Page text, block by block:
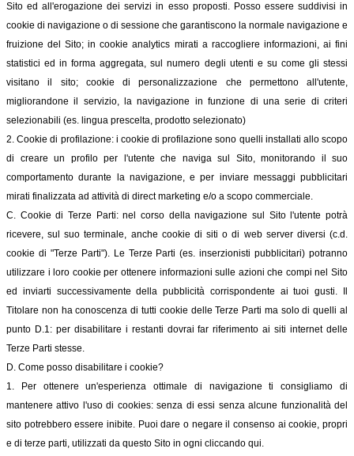
Sito ed all'erogazione dei servizi in esso proposti. Posso essere suddivisi in
cookie di navigazione o di sessione che garantiscono la normale navigazione e
fruizione del Sito; in cookie analytics mirati a raccogliere informazioni, ai fini
statistici ed in forma aggregata, sul numero degli utenti e su come gli stessi
visitano il sito; cookie di personalizzazione che permettono all'utente,
migliorandone il servizio, la navigazione in funzione di una serie di criteri
selezionabili (es. lingua prescelta, prodotto selezionato)
2. Cookie di profilazione: i cookie di profilazione sono quelli installati allo scopo
di creare un profilo per l'utente che naviga sul Sito, monitorando il suo
comportamento durante la navigazione, e per inviare messaggi pubblicitari
mirati finalizzata ad attività di direct marketing e/o a scopo commerciale.
C. Cookie di Terze Parti: nel corso della navigazione sul Sito l'utente potrà
ricevere, sul suo terminale, anche cookie di siti o di web server diversi (c.d.
cookie di "Terze Parti"). Le Terze Parti (es. inserzionisti pubblicitari) potranno
utilizzare i loro cookie per ottenere informazioni sulle azioni che compi nel Sito
ed inviarti successivamente della pubblicità corrispondente ai tuoi gusti. Il
Titolare non ha conoscenza di tutti cookie delle Terze Parti ma solo di quelli al
punto D.1: per disabilitare i restanti dovrai far riferimento ai siti internet delle
Terze Parti stesse.
D. Come posso disabilitare i cookie?
1. Per ottenere un'esperienza ottimale di navigazione ti consigliamo di
mantenere attivo l'uso di cookies: senza di essi senza alcune funzionalità del
sito potrebbero essere inibite. Puoi dare o negare il consenso ai cookie, propri
e di terze parti, utilizzati da questo Sito in ogni cliccando qui.